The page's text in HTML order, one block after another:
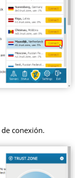
conexión.